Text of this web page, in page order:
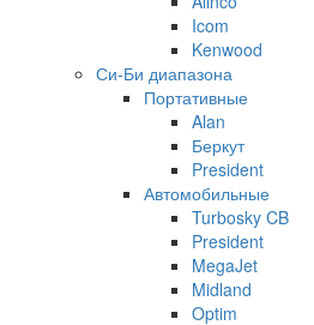
Icom
Kenwood
Си-Би диапазона
Портативные
Alan
Беркут
President
Автомобильные
Turbosky CB
President
MegaJet
Midland
Optim